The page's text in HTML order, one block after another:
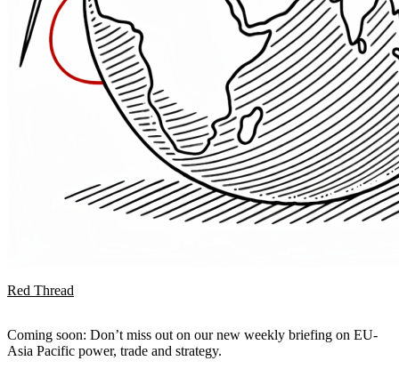
Red Thread
Coming soon: Don’t miss out on our new weekly briefing on EU-
Asia Pacific power, trade and strategy.